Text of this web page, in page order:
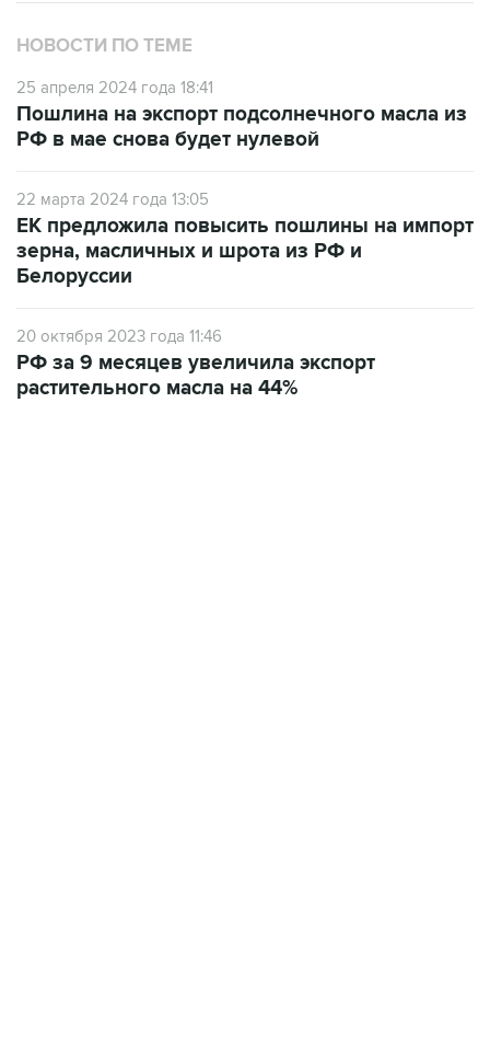
НОВОСТИ ПО ТЕМЕ
25 апреля 2024 года 18:41
Пошлина на экспорт подсолнечного масла из
РФ в мае снова будет нулевой
22 марта 2024 года 13:05
ЕК предложила повысить пошлины на импорт
зерна, масличных и шрота из РФ и
Белоруссии
20 октября 2023 года 11:46
РФ за 9 месяцев увеличила экспорт
растительного масла на 44%